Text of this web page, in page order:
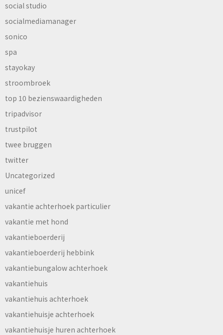
social studio
socialmediamanager
sonico
spa
stayokay
stroombroek
top 10 bezienswaardigheden
tripadvisor
trustpilot
twee bruggen
twitter
Uncategorized
unicef
vakantie achterhoek particulier
vakantie met hond
vakantieboerderij
vakantieboerderij hebbink
vakantiebungalow achterhoek
vakantiehuis
vakantiehuis achterhoek
vakantiehuisje achterhoek
vakantiehuisje huren achterhoek